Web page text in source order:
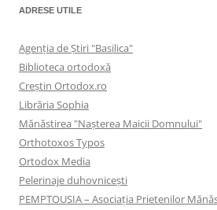
ADRESE UTILE
Agenţia de Ştiri "Basilica"
Biblioteca ortodoxă
Creştin Ortodox.ro
Librăria Sophia
Mănăstirea "Naşterea Maicii Domnului"
Orthotoxos Typos
Ortodox Media
Pelerinaje duhovnicești
PEMPTOUSIA – Asociația Prietenilor